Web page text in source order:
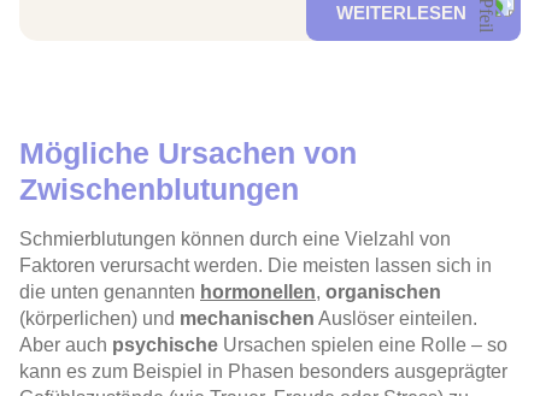
WEITERLESEN
Mögliche Ursachen von
Zwischenblutungen
Schmierblutungen können durch eine Vielzahl von
Faktoren verursacht werden. Die meisten lassen sich in
die unten genannten hormonellen, organischen
(körperlichen) und mechanischen Auslöser einteilen.
Aber auch psychische Ursachen spielen eine Rolle – so
kann es zum Beispiel in Phasen besonders ausgeprägter